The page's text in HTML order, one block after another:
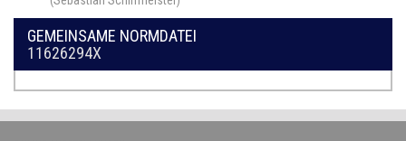
GEMEINSAME NORMDATEI
11626294X